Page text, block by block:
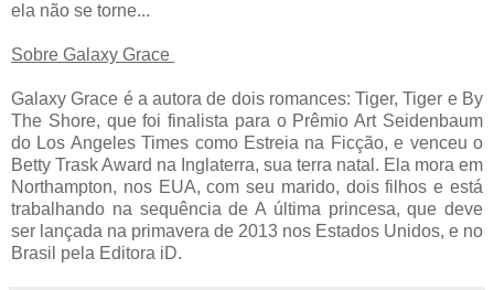
ela não se torne...
Sobre Galaxy Grace
Galaxy Grace é a autora de dois romances: Tiger, Tiger e By
The Shore, que foi finalista para o Prêmio Art Seidenbaum
do Los Angeles Times como Estreia na Ficção, e venceu o
Betty Trask Award na Inglaterra, sua terra natal. Ela mora em
Northampton, nos EUA, com seu marido, dois filhos e está
trabalhando na sequência de A última princesa, que deve
ser lançada na primavera de 2013 nos Estados Unidos, e no
Brasil pela Editora iD.